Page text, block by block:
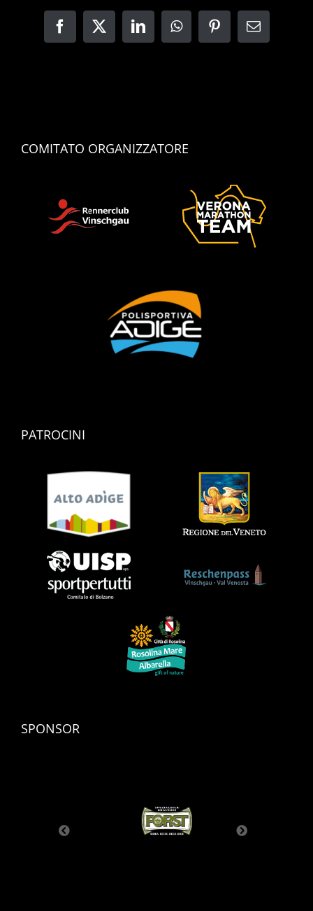
Facebook
X LinkedInWhatsAppPinterestEmail
COMITATO ORGANIZZATORE
PATROCINI
SPONSOR